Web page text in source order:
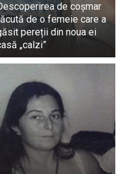
care dau impresia că
aici – doar de un
chiar funcționează:
o celulă femtocell.
de coșmar
de o femeie care a
pereții din noua ei
„calzi”